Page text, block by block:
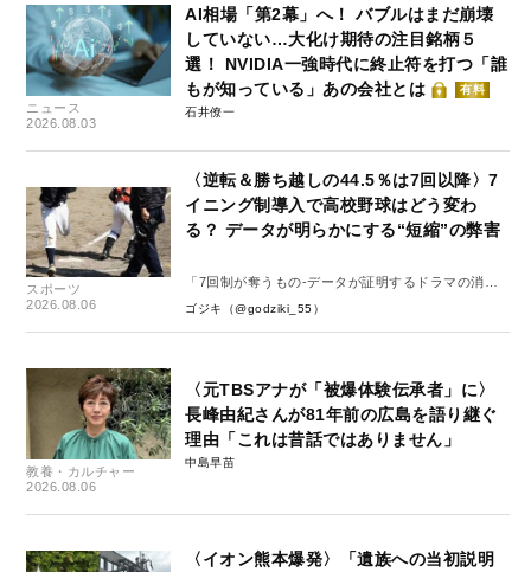
ニュース
2026.08.03
AI相場「第2幕」へ！ バブルはまだ崩壊
していない…大化け期待の注目銘柄５
選！ NVIDIA一強時代に終止符を打つ「誰
もが知っている」あの会社とは
有料
石井僚一
スポーツ
2026.08.06
〈逆転＆勝ち越しの44.5％は7回以降〉7
イニング制導入で高校野球はどう変わ
る？ データが明らかにする“短縮”の弊害
「7回制が奪うもの-データが証明するドラマの消
失-」
ゴジキ（@godziki_55）
教養・カルチャー
2026.08.06
〈元TBSアナが「被爆体験伝承者」に〉
長峰由紀さんが81年前の広島を語り継ぐ
理由「これは昔話ではありません」
中島早苗
〈イオン熊本爆発〉「遺族への当初説明